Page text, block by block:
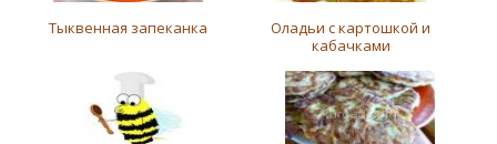
Тыквенная запеканка
Оладьи с картошкой и
кабачками